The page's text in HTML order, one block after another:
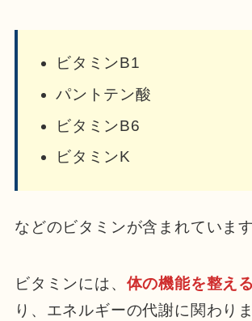
ビタミンB1
パントテン酸
ビタミンB6
ビタミンK
などのビタミンが含まれています
ビタミンには、 体の機能を整え
り、エネルギーの代謝に関わりま